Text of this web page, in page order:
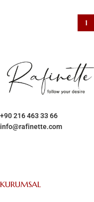
1
+90 216 463 33 66
info@rafinette.com
KURUMSAL